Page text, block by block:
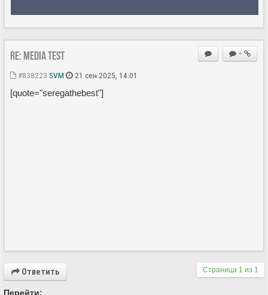
+
Re: MEDIA Test
#838223 SVM 21 сен 2025, 14:01
[quote="seregathebest"]
Ответить Страница 1 из 1
Перейти: